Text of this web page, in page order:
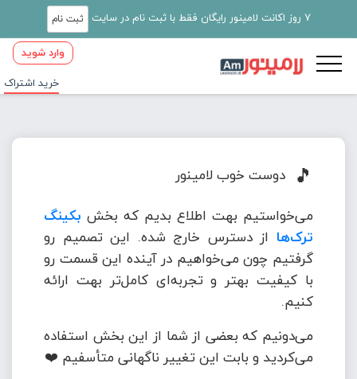
7 روز اکانت لامینور رایگان فقط با ثبت نام در سایت ثبت نام
وارد شوید
خرید اشتراک
🎵 دوست خوب لامینور
می‌خواستیم بهت اطلاع بدیم که بخش بکینگ
ترک‌ها از دسترس خارج شده. این تصمیم رو
گرفتیم چون می‌خواهیم در آینده این قسمت رو
با کیفیت بهتر و تجربه‌ای کامل‌تر بهت ارائه
کنیم.
می‌دونیم که بعضی از شما از این بخش استفاده
می‌کردید و بابت این تغییر ناگهانی متأسفیم ❤️